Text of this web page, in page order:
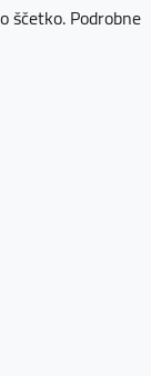
ščetko. Podrobne